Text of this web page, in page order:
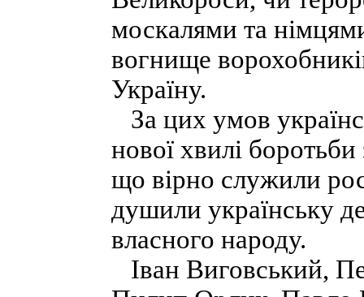
москалями та
вогнище
Україну.
За цих умов
нової хвилі
що вірно служили
душили українську
власного народу.
Іван Виговський,